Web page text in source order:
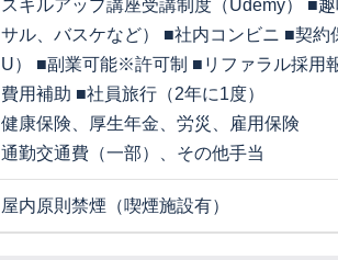
スキルアップ講座受講制度（Udemy） ■
サル、バスケなど） ■社内コンビニ ■契約
U） ■副業可能※許可制 ■リファラル採用
費用補助 ■社員旅行（2年に1度）
健康保険、厚生年金、労災、雇用保険
通勤交通費（一部）、その他手当
屋内原則禁煙（喫煙施設有）